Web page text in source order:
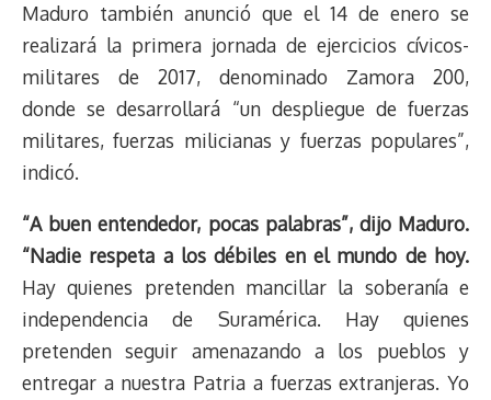
Maduro también anunció que el 14 de enero se
realizará la primera jornada de ejercicios cívicos-
militares de 2017, denominado Zamora 200,
donde se desarrollará “un despliegue de fuerzas
militares, fuerzas milicianas y fuerzas populares”,
indicó.
“A buen entendedor, pocas palabras”, dijo Maduro.
“Nadie respeta a los débiles en el mundo de hoy.
Hay quienes pretenden mancillar la soberanía e
independencia de Suramérica. Hay quienes
pretenden seguir amenazando a los pueblos y
entregar a nuestra Patria a fuerzas extranjeras. Yo